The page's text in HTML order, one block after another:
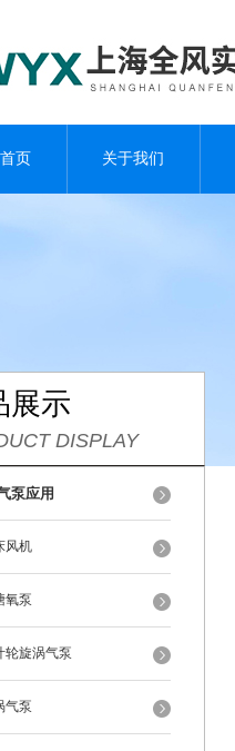
页 关于我们
展示
DISPLAY
泵应用
风机
氧泵
轮旋涡气泵
气泵